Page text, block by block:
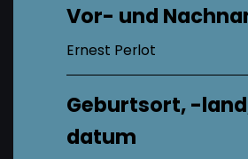
Vor- und
Ernest Perlot
Geburtsort, -
datum